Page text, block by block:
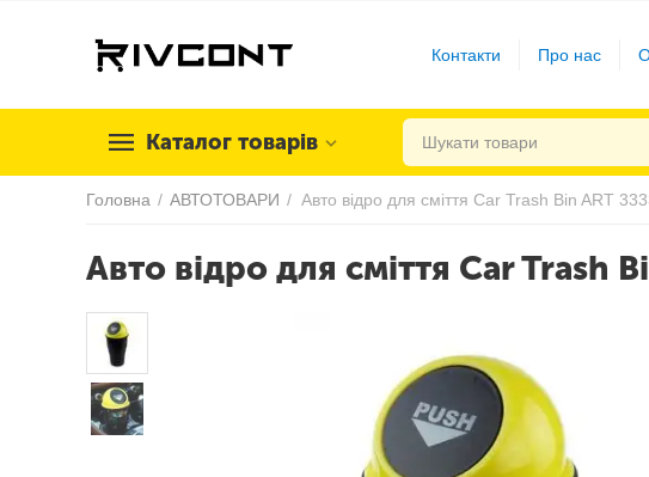
Контакти Про нас
Каталог товарів
Головна / АВТОТОВАРИ / Авто відро для сміття Car Trash Bin ART
Авто відро для сміття Car Trash